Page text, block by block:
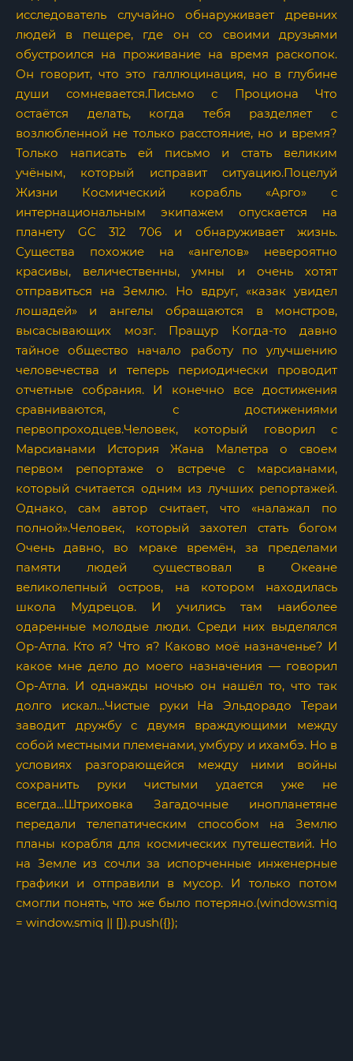
исследователь случайно обнаруживает древних
людей в пещере, где он со своими друзьями
обустроился на проживание на время раскопок.
Он говорит, что это галлюцинация, но в глубине
души сомневается.Письмо с Проциона Что
остаётся делать, когда тебя разделяет с
возлюбленной не только расстояние, но и время?
Только написать ей письмо и стать великим
учёным, который исправит ситуацию.Поцелуй
Жизни Космический корабль «Арго» с
интернациональным экипажем опускается на
планету GC 312 706 и обнаруживает жизнь.
Существа похожие на «ангелов» невероятно
красивы, величественны, умны и очень хотят
отправиться на Землю. Но вдруг, «казак увидел
лошадей» и ангелы обращаются в монстров,
высасывающих мозг. Пращур Когда-то давно
тайное общество начало работу по улучшению
человечества и теперь периодически проводит
отчетные собрания. И конечно все достижения
сравниваются, с достижениями
первопроходцев.Человек, который говорил с
Марсианами История Жана Малетра о своем
первом репортаже о встрече с марсианами,
который считается одним из лучших репортажей.
Однако, сам автор считает, что «налажал по
полной».Человек, который захотел стать богом
Очень давно, во мраке времён, за пределами
памяти людей существовал в Океане
великолепный остров, на котором находилась
школа Мудрецов. И учились там наиболее
одаренные молодые люди. Среди них выделялся
Ор-Атла. Кто я? Что я? Каково моё назначенье? И
какое мне дело до моего назначения — говорил
Ор-Атла. И однажды ночью он нашёл то, что так
долго искал…Чистые руки На Эльдорадо Тераи
заводит дружбу с двумя враждующими между
собой местными племенами, умбуру и ихамбэ. Но в
условиях разгорающейся между ними войны
сохранить руки чистыми удается уже не
всегда...Штриховка Загадочные инопланетяне
передали телепатическим способом на Землю
планы корабля для космических путешествий. Но
на Земле из сочли за испорченные инженерные
графики и отправили в мусор. И только потом
смогли понять, что же было потеряно.(window.smiq
= window.smiq || []).push({});